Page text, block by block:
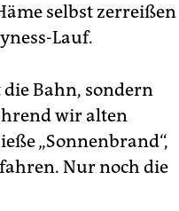
selbst zerreißen
Lauf.
Bahn, sondern
wir alten
„Sonnenbrand“,
Nur noch die